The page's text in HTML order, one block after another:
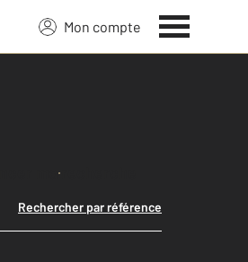
Mon compte
Lancer ma recherche
Rechercher par référence